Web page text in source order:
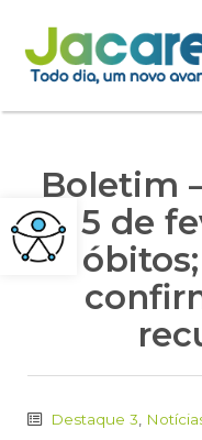
Pular
para
o
Boletim
5 de
óbitos;
Destaque 3